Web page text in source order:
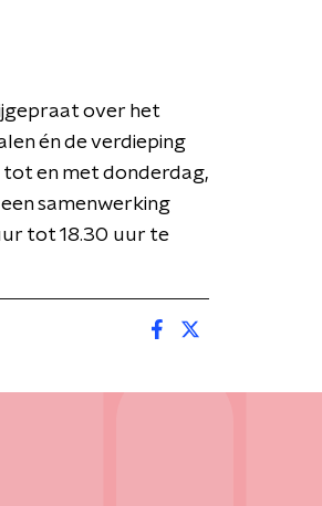
over het
én de verdieping
en met donderdag,
samenwerking
tot 18.30 uur te